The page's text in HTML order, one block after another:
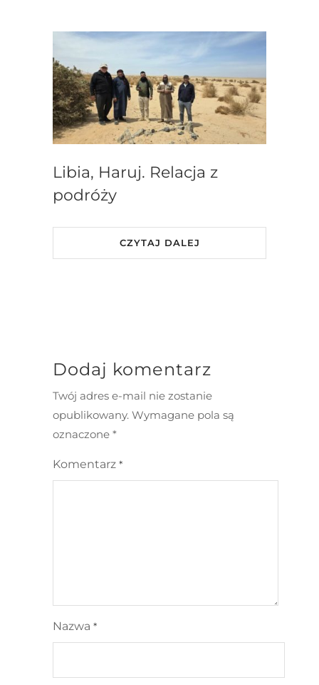
Libia, Haruj. Relacja z
podróży
CZYTAJ DALEJ
Dodaj komentarz
Twój adres e-mail nie zostanie
opublikowany. Wymagane pola są
oznaczone *
Komentarz *
Nazwa *